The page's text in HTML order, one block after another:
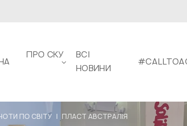
ПРО СКУ
ВСІ
НОВИНИ
ПО СВІТУ | ПЛАСТ АВСТРАЛІЯ